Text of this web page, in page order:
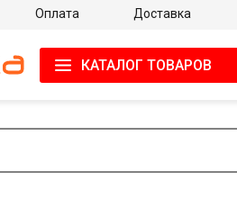
Оплата Доставка
КАТАЛОГ ТОВАРОВ